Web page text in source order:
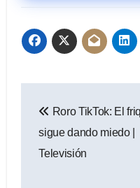
de
entradas
Roro TikTok: El
sigue dando miedo |
Televisión